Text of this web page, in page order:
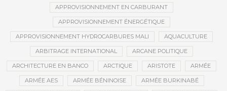
APPROVISIONNEMENT EN CARBURANT
APPROVISIONNEMENT ÉNERGÉTIQUE
APPROVISIONNEMENT HYDROCARBURES MALI AQUACULTURE
ARBITRAGE INTERNATIONAL ARCANE POLITIQUE
ARCHITECTURE EN BANCO ARCTIQUE ARISTOTE ARMÉE
ARMÉE AES ARMÉE BÉNINOISE ARMÉE BURKINABÉ